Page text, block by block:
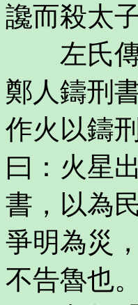
讒而殺太
左氏傳
鄭人鑄刑
作火以鑄
曰：火星
書，以為
爭明為災
不告魯也。